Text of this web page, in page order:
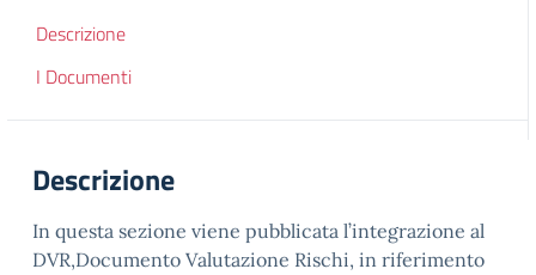
Descrizione
I Documenti
Descrizione
In questa sezione viene pubblicata l’integrazione al
DVR,Documento Valutazione Rischi, in riferimento